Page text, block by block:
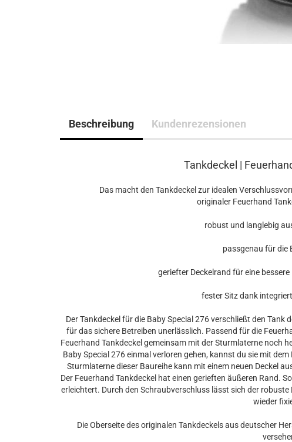
Beschreibung Kundenrezensionen
Tankdeckel |
Das macht den Tankdeckel zur idealen
originaler Feuerhand
robust und langlebig
passgenau für die
geriefter Deckelrand für eine bessere
fester Sitz dank
Der Tankdeckel für die Baby Special 276 verschließt den
für das sichere Betreiben unerlässlich. Passend für die
Feuerhand Tankdeckel gemeinsam mit der Sturmlaterne noch
Baby Special 276 einmal verloren gehen, kannst du sie mit
Sturmlaterne dieser Baureihe kann mit einem neuen Deckel
Der Feuerhand Tankdeckel hat einen gerieften äußeren Rand.
erleichtert. Durch den Schraubverschluss lässt sich der
wieder
Die Oberseite des originalen Tankdeckels aus deutscher